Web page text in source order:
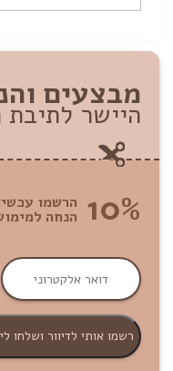
שמפו 02 נגד קשקשים | 1000 מ"ל
169
מבצעים
היישר לתיבת
10% הרשמו
הנחה